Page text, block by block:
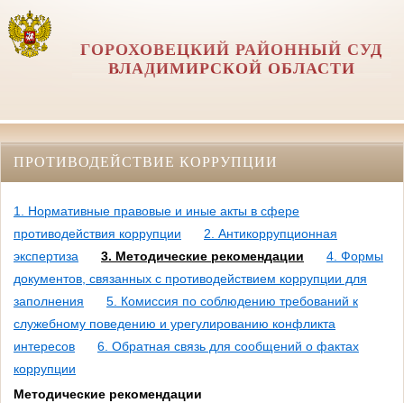
ГОРОХОВЕЦКИЙ РАЙОННЫЙ СУД
ВЛАДИМИРСКОЙ ОБЛАСТИ
ПРОТИВОДЕЙСТВИЕ КОРРУПЦИИ
1. Нормативные правовые и иные акты в сфере
противодействия коррупции
2. Антикоррупционная
экспертиза
3. Методические рекомендации
4. Формы
документов, связанных с противодействием коррупции для
заполнения
5. Комиссия по соблюдению требований к
служебному поведению и урегулированию конфликта
интересов
6. Обратная связь для сообщений о фактах
коррупции
Методические рекомендации